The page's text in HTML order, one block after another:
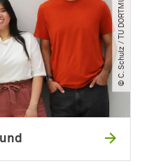
© C. Schulz ​/​ TU DORTMUND